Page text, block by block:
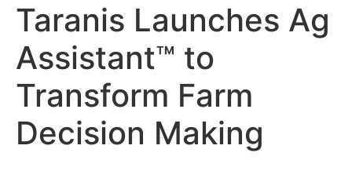
Taranis Launches Ag
Assistant™ to
Transform Farm
Decision Making